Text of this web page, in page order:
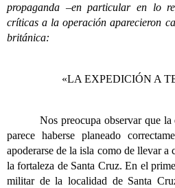
propaganda –en particular en lo
críticas a la operación aparecieron
británica:
«LA EXPEDICIÓN A
Nos preocupa observar que la
parece haberse planeado
apoderarse de la isla como de llevar a
la fortaleza de Santa Cruz. En el
militar de la localidad de Santa